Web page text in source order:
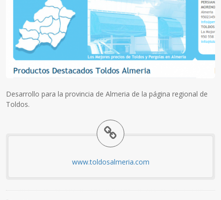
Desarrollo para la provincia de Almeria de la página regional de
Toldos.
www.toldosalmeria.com